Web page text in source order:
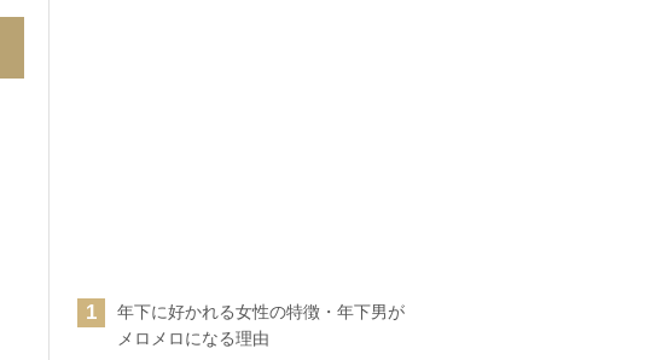
年下に好かれる女性の特徴・年下男が
メロメロになる理由